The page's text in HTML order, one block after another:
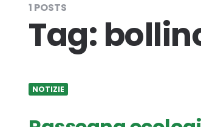
1 POSTS
Tag:
NOTIZIE